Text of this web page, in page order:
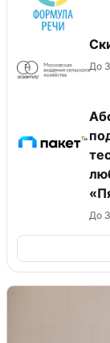
До
До